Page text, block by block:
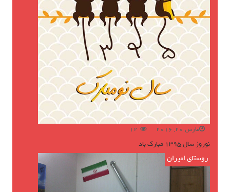
مارس 20, 2016 12
نوروز سال ۱۳۹۵ مبارک باد
روستای امیران